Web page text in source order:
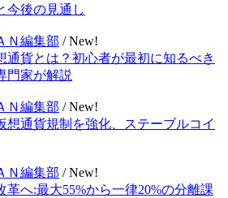
今後の見通し
Ｎ編集部 /New!
通貨とは？初心者が最初に知るべき
門家が解説
Ｎ編集部 /New!
想通貨規制を強化、ステーブルコイ
Ｎ編集部 /New!
革へ:最大55%から一律20%の分離課